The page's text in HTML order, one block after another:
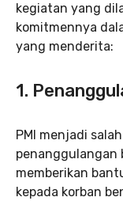
kegiatan yang
komitmennya
yang menderita:
1. P
PMI menjadi
penanggulangan
memberikan
kepada korban